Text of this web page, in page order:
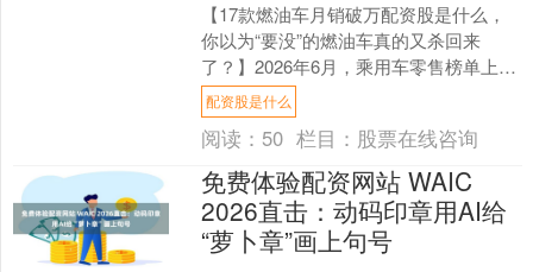
【17款燃油车月销破万配资股是什么，
你以为“要没”的燃油车真的又杀回来
了？】2026年6月，乘用车零售榜单上演
了一场极具反差的“燃油车回马枪”。乘联
分会数据显示....
配资股是什么
阅读： 50 栏目： 股票在线咨询
免费体验配资网站 WAIC
2026直击：动码印章用AI给
“萝卜章”画上句号